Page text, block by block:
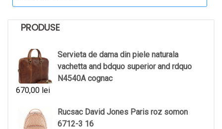
PRODUSE
Servieta de dama din piele naturala
vachetta and bdquo superior and rdquo
N4540A cognac
670,00 lei
Rucsac David Jones Paris roz somon
6712-3 16